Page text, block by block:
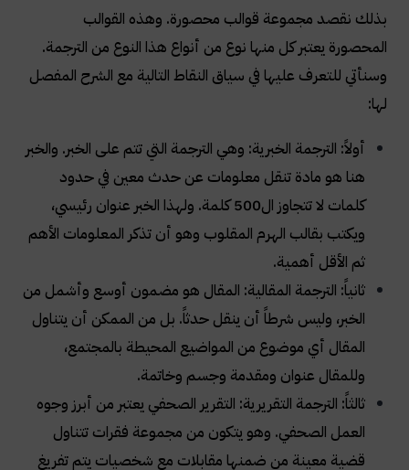
بذلك نقصد مجموعة قوالب محصورة. وهذه القوالب
المحصورة يعتبر كل منها نوع من أنواع هذا النوع من الترجمة.
وسنأتي للتعرف عليها في سياق النقاط التالية مع الشرح المفصل
لها:
أولاً: الترجمة الخبرية: وهي الترجمة التي تتم على الخبر. والخبر
هنا هو مادة تنقل معلومات عن حدث معين في حدود
كلمات لا تتجاوز ال500 كلمة. ولهذا الخبر عنوان رئيسي،
ويكتب بقالب الهرم المقلوب وهو أن تذكر المعلومات الأهم
ثم الأقل أهمية.
ثانياً: الترجمة المقالية: المقال هو مضمون أوسع وأشمل من
الخبر، وليس شرطاً أن ينقل حدثاً. بل من الممكن أن يتناول
المقال أي موضوع من المواضيع المحيطة بالمجتمع،
وللمقال عنوان ومقدمة وجسم وخاتمة.
ثالثاً: الترجمة التقريرية: التقرير الصحفي يعتبر من أبرز وجوه
العمل الصحفي. وهو يتكون من مجموعة فقرات تتناول
قضية معينة من ضمنها مقابلات مع شخصيات يتم تفريغ